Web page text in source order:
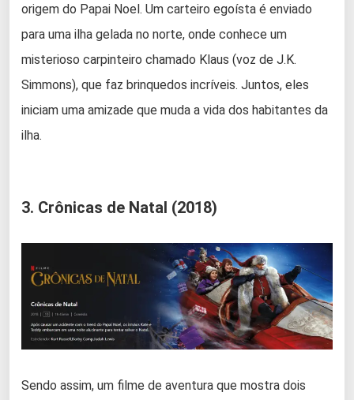
origem do Papai Noel. Um carteiro egoísta é enviado
para uma ilha gelada no norte, onde conhece um
misterioso carpinteiro chamado Klaus (voz de J.K.
Simmons), que faz brinquedos incríveis. Juntos, eles
iniciam uma amizade que muda a vida dos habitantes da
ilha.
3. Crônicas de Natal (2018)
Sendo assim, um filme de aventura que mostra dois